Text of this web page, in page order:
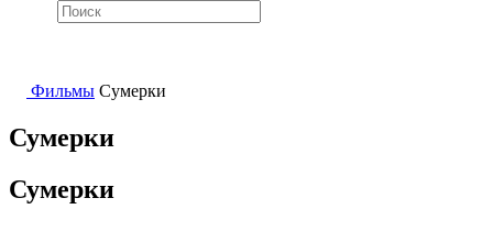
Фильмы Сумерки
Сумерки
Сумерки